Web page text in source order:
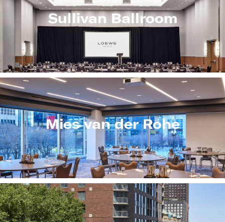
Sullivan Ballroom
Mies van der Rohe